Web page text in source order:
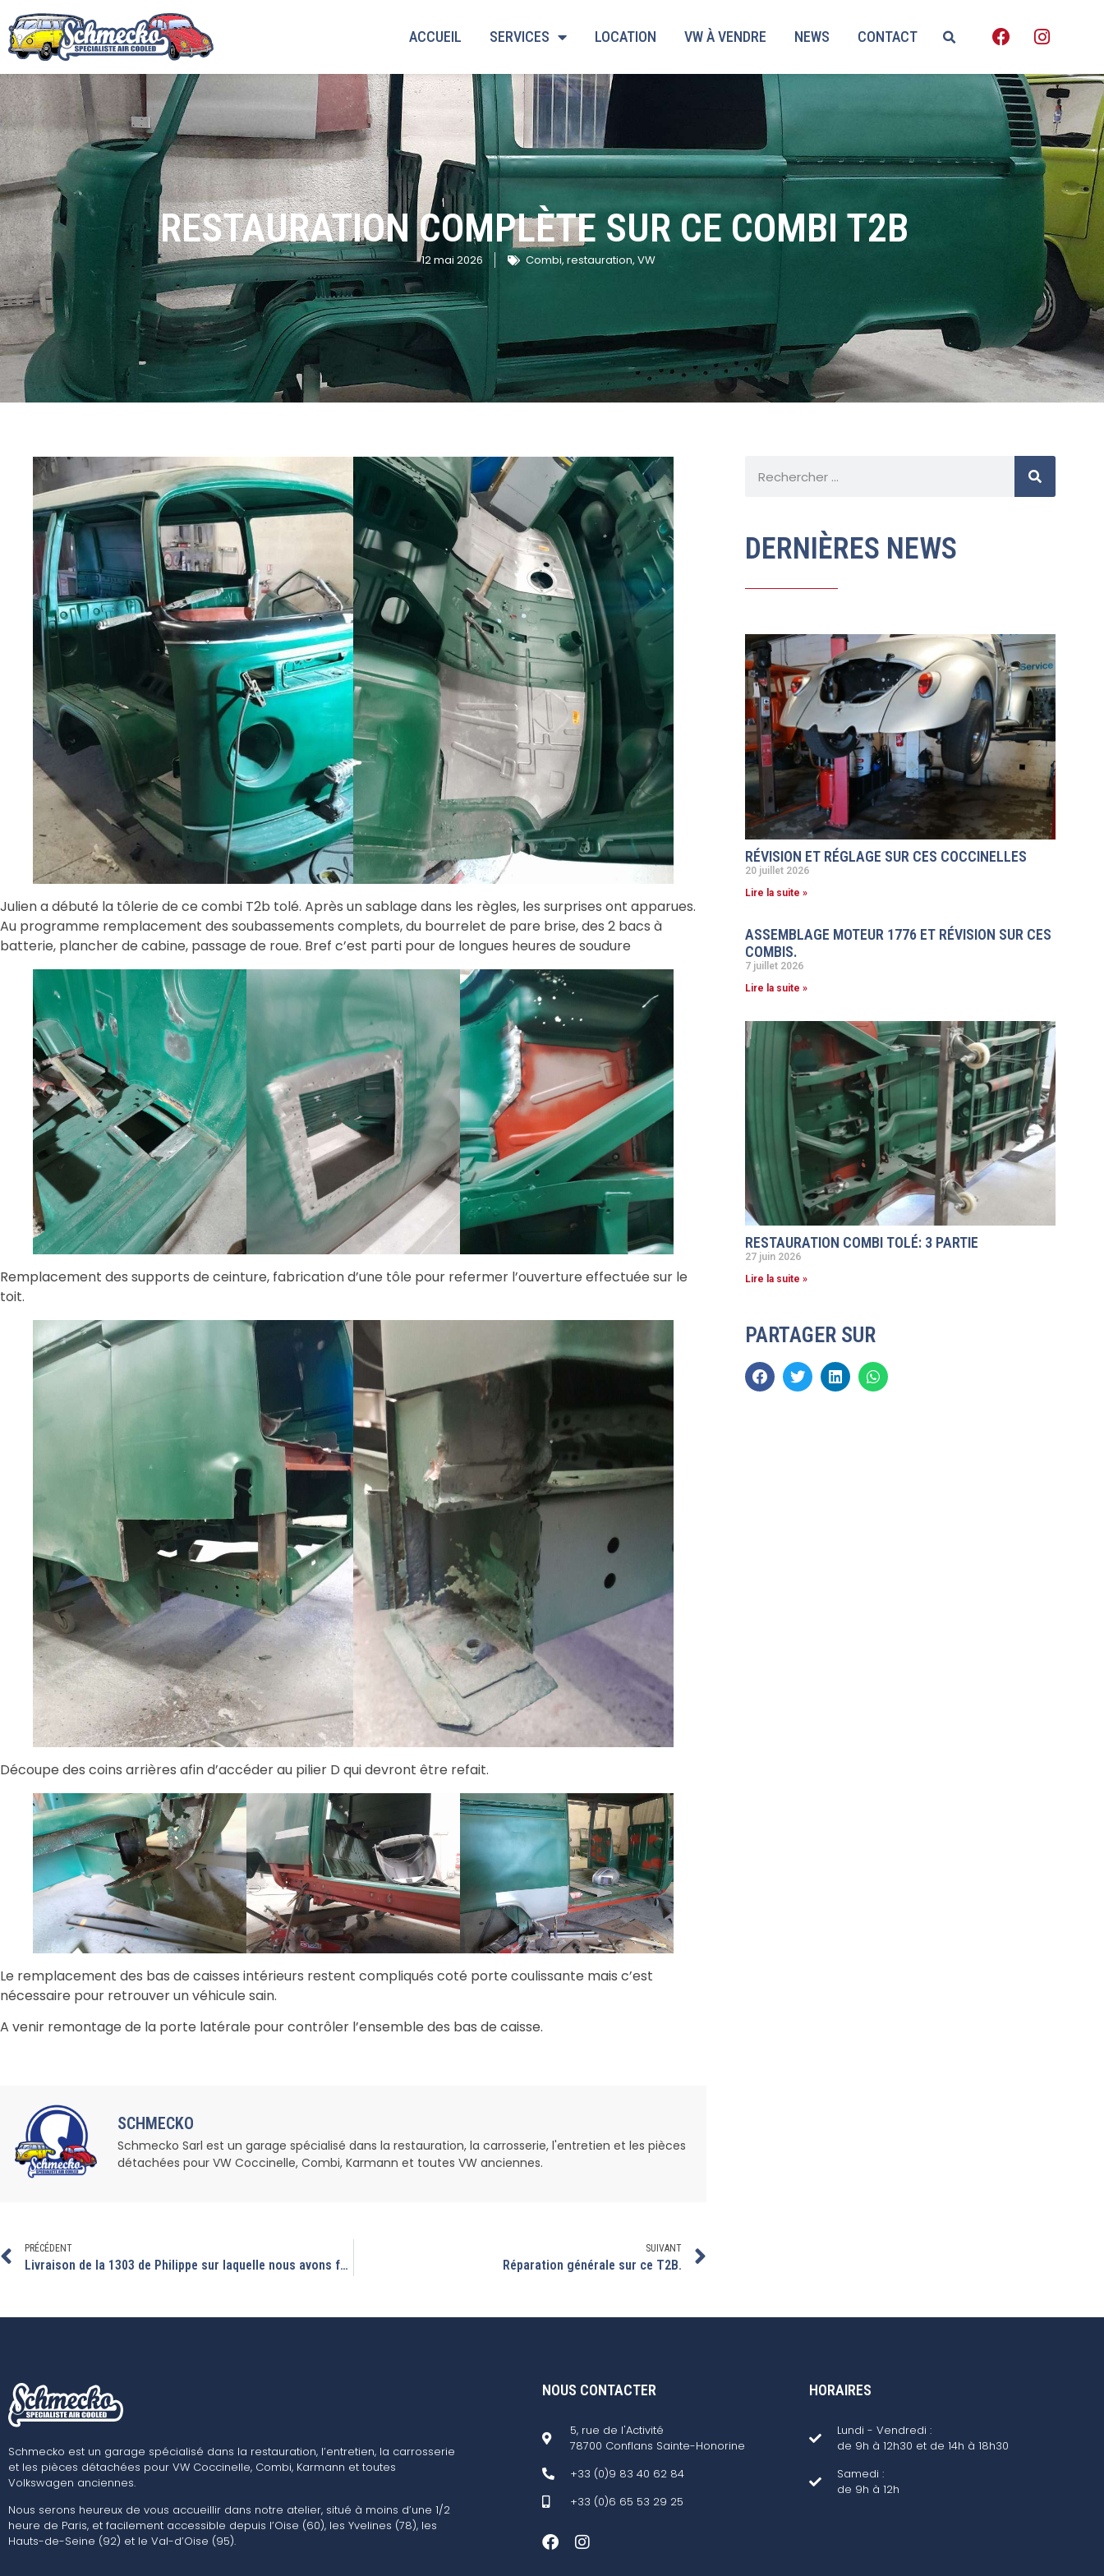
ACCUEIL SERVICES LOCATION VW À VENDRE NEWS CONTACT
RESTAURATION COMPLÈTE SUR CE COMBI T2B
12 mai 2026 Combi, restauration, VW
Julien a débuté la tôlerie de ce combi T2b tolé. Après un sablage dans les règles, les surprises ont apparues.
Au programme remplacement des soubassements complets, du bourrelet de pare brise, des 2 bacs à
batterie, plancher de cabine, passage de roue. Bref c’est parti pour de longues heures de soudure
Remplacement des supports de ceinture, fabrication d’une tôle pour refermer l’ouverture effectuée sur le
toit.
Découpe des coins arrières afin d’accéder au pilier D qui devront être refait.
Le remplacement des bas de caisses intérieurs restent compliqués coté porte coulissante mais c’est
nécessaire pour retrouver un véhicule sain.
A venir remontage de la porte latérale pour contrôler l’ensemble des bas de caisse.
SCHMECKO
Schmecko Sarl est un garage spécialisé dans la restauration, la carrosserie, l'entretien et les pièces
détachées pour VW Coccinelle, Combi, Karmann et toutes VW anciennes.
PRÉCÉDENT
Livraison de la 1303 de Philippe sur laquelle nous avons fait une belle remise en route.
SUIVANT
Réparation générale sur ce T2B.
DERNIÈRES NEWS
RÉVISION ET RÉGLAGE SUR CES COCCINELLES
20 juillet 2026
Lire la suite »
ASSEMBLAGE MOTEUR 1776 ET RÉVISION SUR CES
COMBIS.
7 juillet 2026
Lire la suite »
RESTAURATION COMBI TOLÉ: 3 PARTIE
27 juin 2026
Lire la suite »
PARTAGER SUR
Schmecko est un garage spécialisé dans la restauration, l’entretien, la carrosserie
et les pièces détachées pour VW Coccinelle, Combi, Karmann et toutes
Volkswagen anciennes.
Nous serons heureux de vous accueillir dans notre atelier, situé à moins d’une 1/2
heure de Paris, et facilement accessible depuis l’Oise (60), les Yvelines (78), les
Hauts-de-Seine (92) et le Val-d’Oise (95).
NOUS CONTACTER
5, rue de l'Activité
78700 Conflans Sainte-Honorine
+33 (0)9 83 40 62 84
+33 (0)6 65 53 29 25
HORAIRES
Lundi - Vendredi :
de 9h à 12h30 et de 14h à 18h30
Samedi :
de 9h à 12h